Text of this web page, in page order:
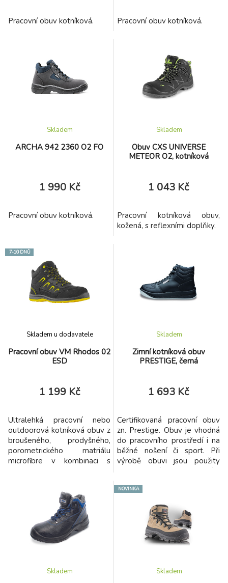
Pracovní obuv kotníková. Pracovní obuv kotníková.
ARCHA 942 2360 O2 FO
Skladem
1 990 Kč
Pracovní obuv kotníková.
Obuv CXS UNIVERSE
METEOR O2, kotníková
Skladem
1 043 Kč
Pracovní kotníková obuv,
kožená, s reflexními doplňky.
7-10 DNŮ
Pracovní obuv VM Rhodos 02
ESD
Skladem u dodavatele
1 199 Kč
Ultralehká pracovní nebo
outdoorová kotníková obuv z
broušeného, prodyšného,
porometrického matriálu
microfibre v kombinaci s
Zimní kotníková obuv
PRESTIGE, černá
Skladem
1 693 Kč
Certifikovaná pracovní obuv
zn. Prestige. Obuv je vhodná
do pracovního prostředí i na
běžné nošení či sport. Při
výrobě obuvi jsou použity
Kvalita zpracování obuvi je
garantována originální
výrobou ve Zlíně - městě
obuvi. Odolnost proti
uklouznutí SRA - obuv
testována na keramické
Skladem
NOVINKA
Skladem